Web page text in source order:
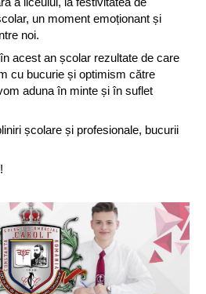
un moment emoționant și
noi.
acest an școlar rezultate de care
cu bucurie și optimism către
aduna în minte și în suflet
școlare și profesionale, bucurii